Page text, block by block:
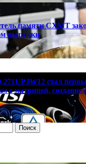
памяти CXMT
выручки
стал
с матрицей,